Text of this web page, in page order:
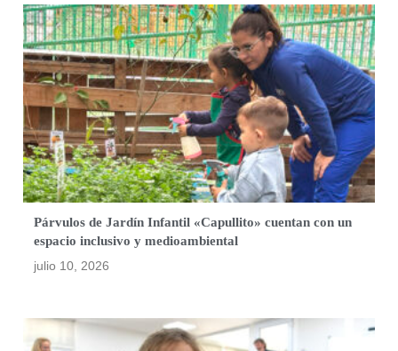
Párvulos de Jardín Infantil «Capullito» cuentan con un
espacio inclusivo y medioambiental
julio 10, 2026